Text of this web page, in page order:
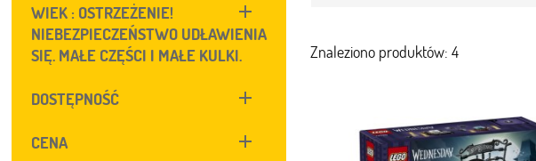
WIEK : OSTRZEŻENIE!
NIEBEZPIECZEŃSTWO UDŁAWIENIA
SIĘ. MAŁE CZĘŚCI I MAŁE KULKI.
DOSTĘPNOŚĆ
CENA
Znaleziono produktów: 4